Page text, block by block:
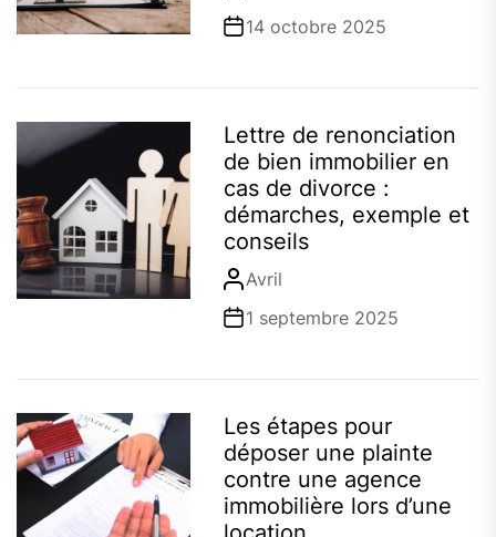
14 octobre 2025
Lettre de renonciation
de bien immobilier en
cas de divorce :
démarches, exemple et
conseils
Avril
1 septembre 2025
Les étapes pour
déposer une plainte
contre une agence
immobilière lors d’une